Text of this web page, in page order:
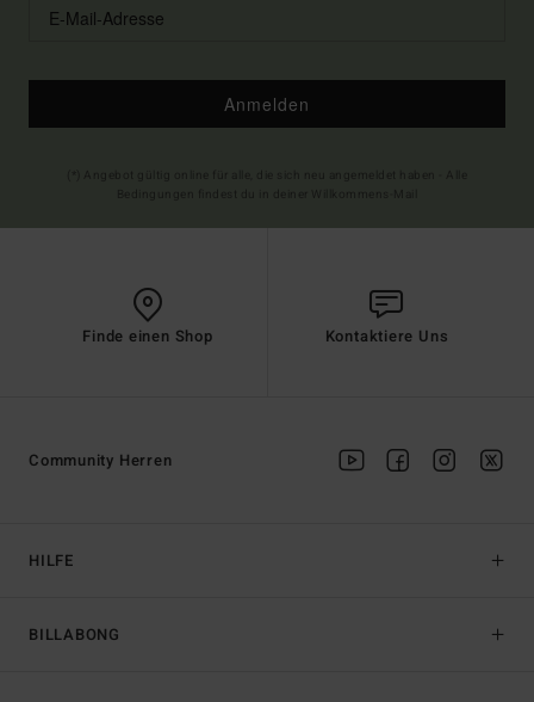
Anmelden
Finde einen Shop Kontaktiere Uns
HILFE
BILLABONG
Community Herren